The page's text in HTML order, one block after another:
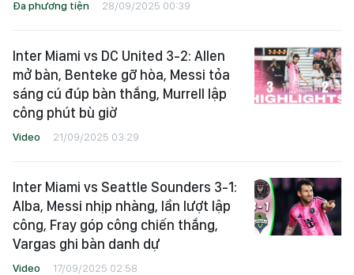
Đa phương tiện 28/09/2025 00:39
Inter Miami vs DC United 3-2: Allen
mở bàn, Benteke gỡ hòa, Messi tỏa
sáng cú đúp bàn thắng, Murrell lập
công phút bù giờ
Video 21/09/2025 03:29
Inter Miami vs Seattle Sounders 3-1:
Alba, Messi nhịp nhàng, lần lượt lập
công, Fray góp công chiến thắng,
Vargas ghi bàn danh dự
Video 17/09/2025 02:58